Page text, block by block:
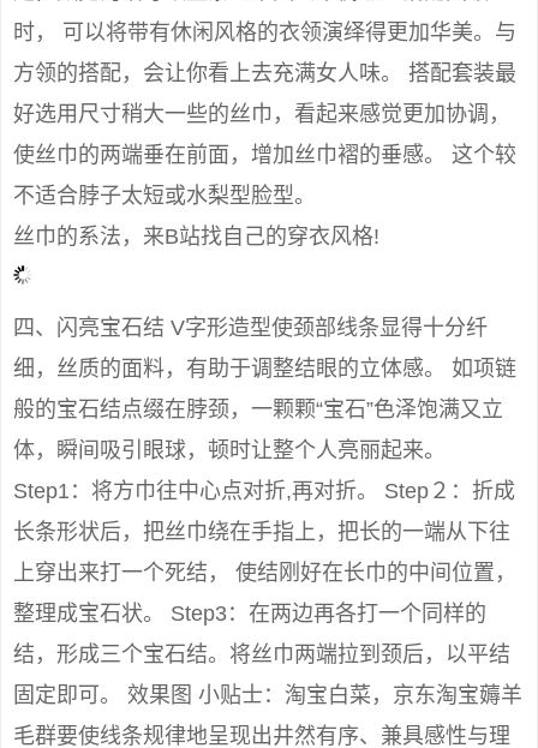
时， 可以将带有休闲风格的衣领演绎得更加华美。与
方领的搭配，会让你看上去充满女人味。 搭配套装最
好选用尺寸稍大一些的丝巾，看起来感觉更加协调，
使丝巾的两端垂在前面，增加丝巾褶的垂感。 这个较
不适合脖子太短或水梨型脸型。
丝巾的系法，来B站找自己的穿衣风格!
四、闪亮宝石结 V字形造型使颈部线条显得十分纤
细，丝质的面料，有助于调整结眼的立体感。 如项链
般的宝石结点缀在脖颈，一颗颗“宝石”色泽饱满又立
体，瞬间吸引眼球，顿时让整个人亮丽起来。
Step1：将方巾往中心点对折,再对折。 Step２：折成
长条形状后，把丝巾绕在手指上，把长的一端从下往
上穿出来打一个死结， 使结刚好在长巾的中间位置，
整理成宝石状。 Step3：在两边再各打一个同样的
结，形成三个宝石结。将丝巾两端拉到颈后，以平结
固定即可。 效果图 小贴士：淘宝白菜，京东淘宝薅羊
毛群要使线条规律地呈现出井然有序、兼具感性与理